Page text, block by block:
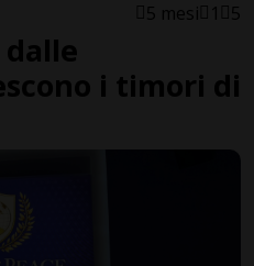
5 mesi 1 5
i timori di